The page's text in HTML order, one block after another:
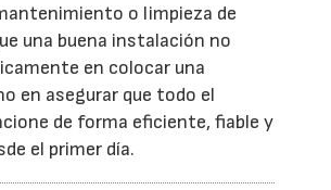
o limpieza de
una buena instalación no
en colocar una
en asegurar que todo el
de forma eficiente, fiable y
el primer día.